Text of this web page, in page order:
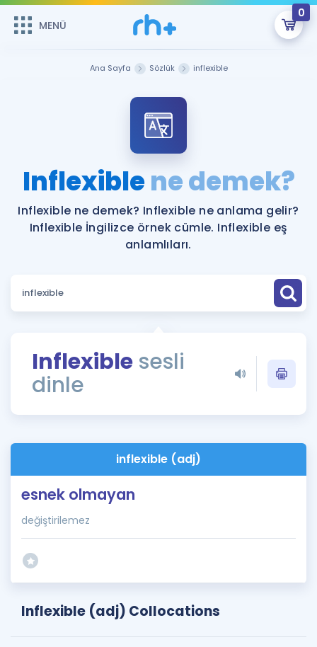
MENÜ
0
ÜYE DEĞİLİM
Sepetin Şu An Boş.
Remzi Hoca ile seni sınava hazırlayacak onlarca eğitim seni
bekliyor!
MENÜ
Faydalı Araçlar
Sözlük
Rehberlik Aracı
ÖSYM Sınav Takvimi
İngilizce Gramer
Hakkımızda
Ana Sayfa Sözlük inflexible
Inflexiblene demek?
Inflexible ne demek? Inflexible ne anlama gelir?
Inflexible İngilizce örnek cümle. Inflexible eş
anlamlıları.
Inflexible sesli
dinle
inflexible (adj)
esnek olmayan
değiştirilemez
Inflexible (adj) Collocations